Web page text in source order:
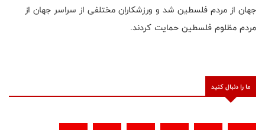
جهان از مردم فلسطین شد و ورزشکاران مختلفی از سراسر جهان از
مردم مظلوم فلسطین حمایت کردند.
ما را دنبال کنید